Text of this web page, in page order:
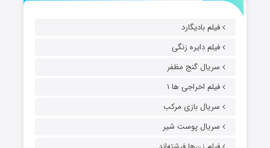
فیلم بادیگارد
فیلم دایره زنگی
سریال گنج مظفر
فیلم اخراجی ها ۱
سریال بازی مرکب
سریال پوست شیر